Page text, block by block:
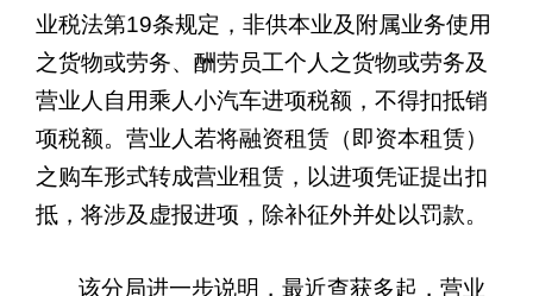
业税法第19条规定，非供本业及附属业务使用
之货物或劳务、酬劳员工个人之货物或劳务及
营业人自用乘人小汽车进项税额，不得扣抵销
项税额。营业人若将融资租赁（即资本租赁）
之购车形式转成营业租赁，以进项凭证提出扣
抵，将涉及虚报进项，除补征外并处以罚款。
该分局进一步说明，最近查获多起，营业